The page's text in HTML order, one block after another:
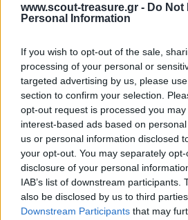
www.scout-treasure.gr - Do Not
Personal Information
If you wish to opt-out of the sale,
processing of your personal or
targeted advertising by us, please
section to confirm your selection.
opt-out request is processed you
interest-based ads based on
us or personal information disclosed
your opt-out. You may separately
disclosure of your personal
IAB’s list of downstream participants.
also be disclosed by us to third
Downstream Participants that may
Παιδική Χορωδία Σπύρου Λάμπρου - Η
Βαθμολογήθηκε με0από 5
0 reviews
Βαθμολογήθηκε με5από 5
Βαθμολογήθηκε με4 από 5
Βαθμολογήθηκε με3από 5
Βαθμολογήθηκε με 2από 5
Βαθμολογήθηκε με
1από 5